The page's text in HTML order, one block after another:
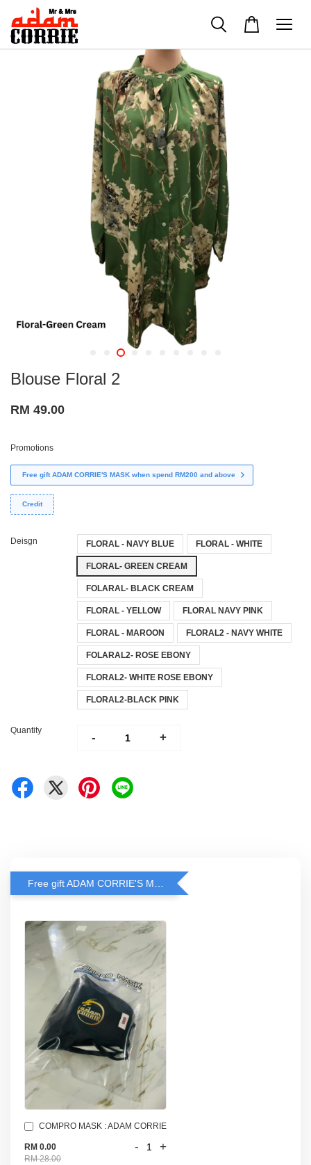
Blouse Floral 2
RM 49.00
Promotions
Free gift ADAM CORRIE'S MASK when spend RM200 and above
Credit
Deisgn FLORAL - NAVY BLUE FLORAL - WHITE
FLORAL- GREEN CREAM
FOLARAL- BLACK CREAM
FLORAL - YELLOW FLORAL NAVY PINK
FLORAL - MAROON FLORAL2 - NAVY WHITE
FOLARAL2- ROSE EBONY
FLORAL2- WHITE ROSE EBONY
FLORAL2-BLACK PINK
Quantity
- +
COMPRO MASK : ADAM CORRIE
RM 0.00
RM 28.00
- +